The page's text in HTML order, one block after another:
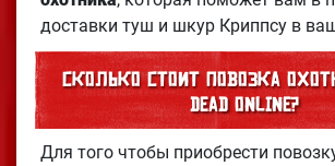
доставки туш и шкур Криппсу в
Сколько стоит повозка
Dead Online?
Для того чтобы приобрести